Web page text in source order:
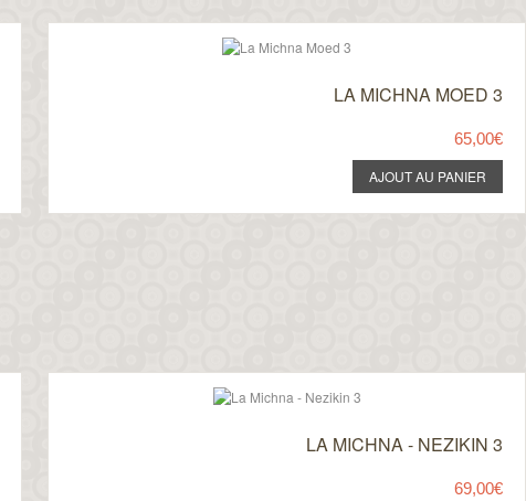
LA MICHNA MOED 3
65,00€
LA MICHNA - NEZIKIN 3
69,00€